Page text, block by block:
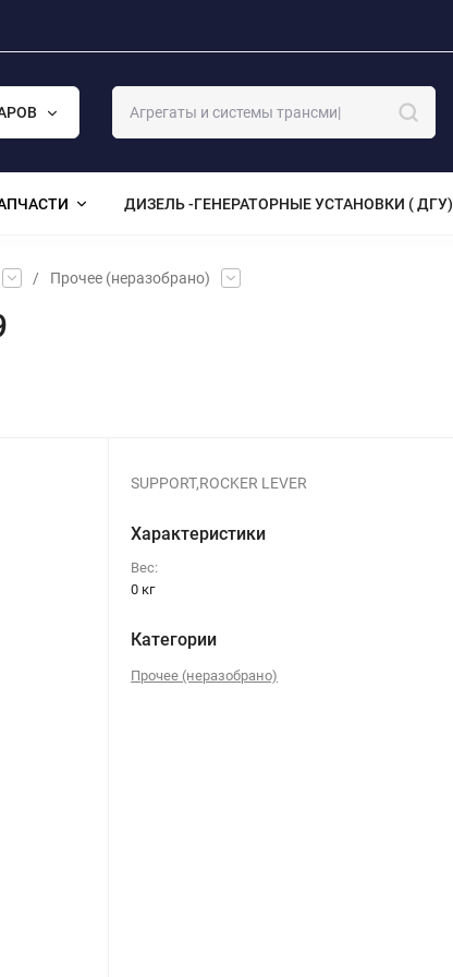
ДИЗЕЛЬ -ГЕНЕРАТОРНЫЕ УСТАНОВКИ ( ДГУ)
/ Прочее (неразобрано)
SUPPORT,ROCKER LEVER
Характеристики
Вес:
0 кг
Категории
Прочее (неразобрано)